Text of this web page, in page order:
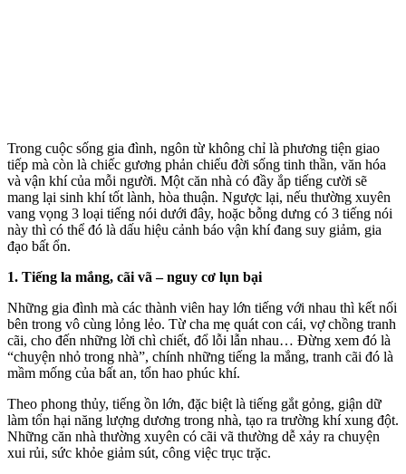
Trong cuộc sống gia đình, ngôn từ không chỉ là phương tiện giao
tiếp mà còn là chiếc gương phản chiếu đời sống tinh thần, văn hóa
và vận khí của mỗi người. Một căn nhà có đầy ắp tiếng cười sẽ
mang lại sinh khí tốt lành, hòa thuận. Ngược lại, nếu thường xuyên
vang vọng 3 loại tiếng nói dưới đây, hoặc bỗng dưng có 3 tiếng nói
này thì có thể đó là dấu hiệu cảnh báo vận khí đang suy giảm, gia
đạo bất ổn.
1. Tiếng la mắng, cãi vã – nguy cơ lụn bại
Những gia đình mà các thành viên hay lớn tiếng với nhau thì kết nối
bên trong vô cùng lỏng lẻo. Từ cha mẹ quát con cái, vợ chồng tranh
cãi, cho đến những lời chì chiết, đổ lỗi lẫn nhau… Đừng xem đó là
“chuyện nhỏ trong nhà”, chính những tiếng la mắng, tranh cãi đó là
mầm mống của bất an, tổn hao phúc khí.
Theo phong thủy, tiếng ồn lớn, đặc biệt là tiếng gắt gỏng, giận dữ
làm tổn hại năng lượng dương trong nhà, tạo ra trường khí xung đột.
Những căn nhà thường xuyên có cãi vã thường dễ xảy ra chuyện
xui rủi, sức khỏe giảm sút, công việc trục trặc.